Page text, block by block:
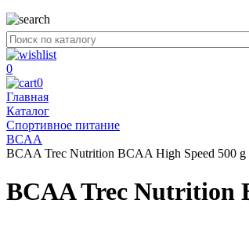
0
0
Главная
Каталог
Спортивное питание
BCAA
BCAA Trec Nutrition BCAA High Speed 500 g
BCAA Trec Nutrition